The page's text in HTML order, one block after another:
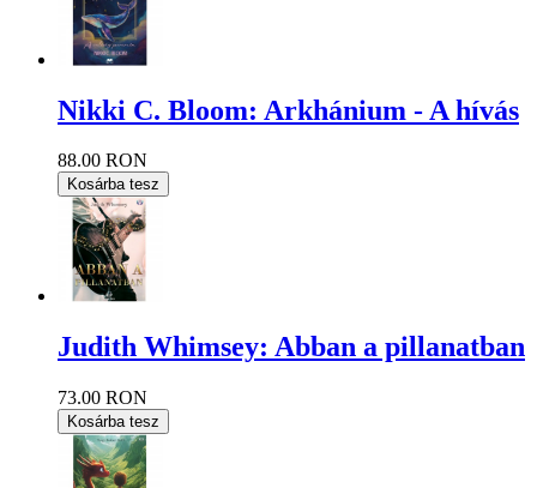
Nikki C. Bloom: Arkhánium - A hívás
88.00 RON
Kosárba tesz
Judith Whimsey: Abban a pillanatban
73.00 RON
Kosárba tesz